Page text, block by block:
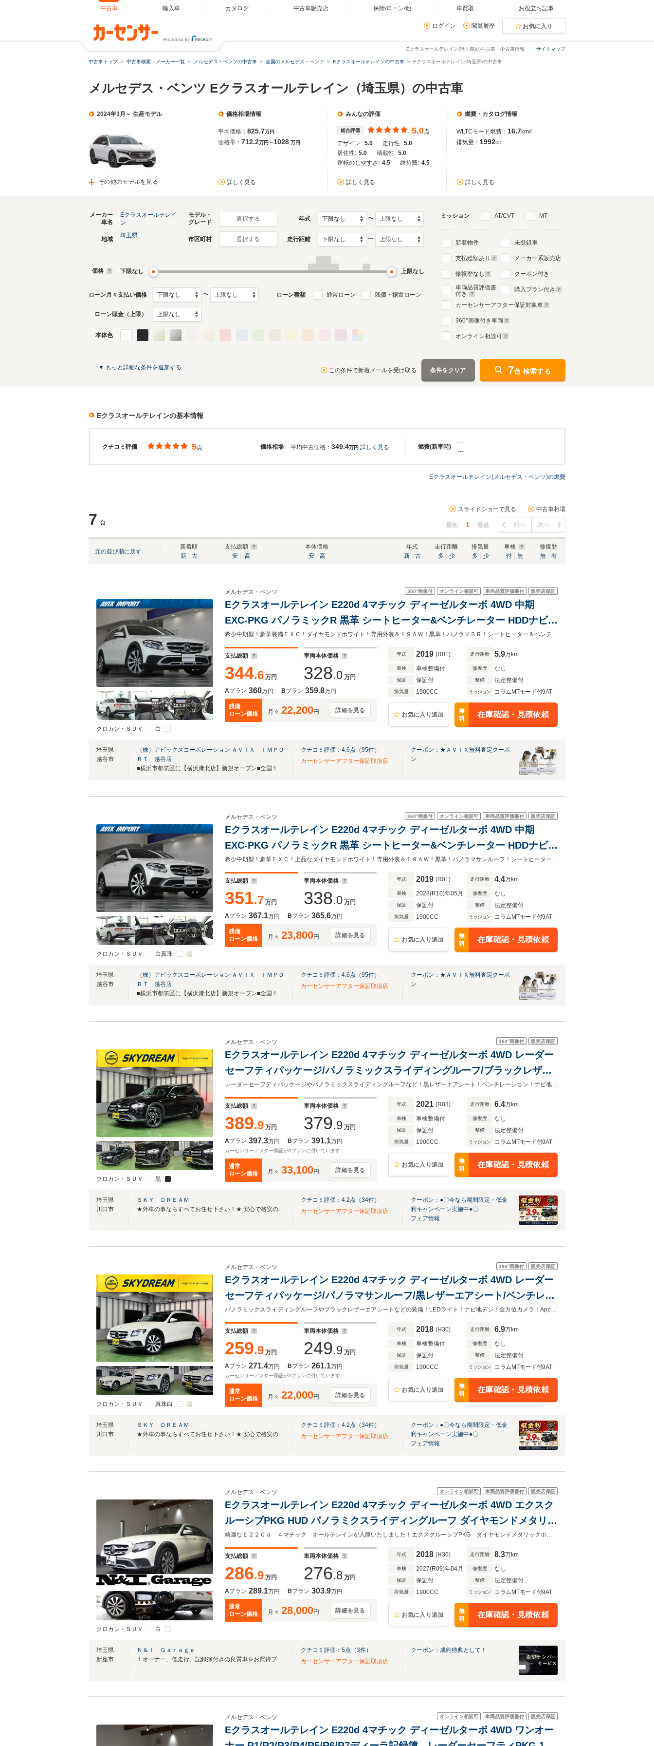
中古車 輸入車 カタログ 中古車販売店 保険/ローン/他 車買取 お役立ち記事
ログイン 閲覧履歴 お気に入り
サイトマップ
Eクラスオールテレイン(埼玉県)の中古車・中古車情報
中古車トップ 中古車検索：メーカー一覧 メルセデス・ベンツの中古車 全国のメルセデス・ベンツ Eクラスオールテレインの中古車 Eクラスオールテレイン(埼玉県)の中古車
メルセデス・ベンツ Eクラスオールテレイン（埼玉県）の中古車
2024年3月～ 生産モデル
その他のモデルを見る
価格相場情報
平均価格： 825.7万円
価格帯： 712.2万円～1028 万円
詳しく見る
みんなの評価
総合評価 5.0点
デザイン: 5.0 走行性: 5.0
居住性: 5.0 積載性: 5.0
運転のしやすさ: 4.5 維持費: 4.5
詳しく見る
燃費・カタログ情報
WLTCモード燃費： 16.7km/l
排気量： 1992cc
詳しく見る
Eクラスオールテレインのカタログを見る
メーカー
車名
Eクラスオールテレイ
ン
モデル・
グレード
選択する 年式 〜
地域
埼玉県
市区町村 選択する 走行距離 〜
価格 下限なし 上限なし
ローン月々支払い価格 〜 ローン種類 通常ローン 残価・据置ローン
ローン頭金（上限）
本体色
ミッション AT/CVT MT
新着物件
支払総額あり
修復歴なし
車両品質評価書
付き
未登録車
メーカー系販売店
クーポン付き
購入プラン付き
カーセンサーアフター保証対象車
360°画像付き車両
オンライン相談可
▼ もっと詳細な条件を追加する この条件で新着メールを受け取る 条件をクリア 7台 検索する
Eクラスオールテレインの基本情報
クチコミ評価 価格相場 燃費(新車時)
5点 平均中古価格： 349.4万円 詳しく見る
---
---
Eクラスオールテレイン(メルセデス・ベンツ)の燃費
7 台
スライドショーで見る 中古車相場
最初 1 最後 前へ 次へ
元の並び順に戻す
新着順
新
古
支払総額
安
高
本体価格
安
高
年式
新
古
走行距離
多
少
排気量
多
少
車検
付
無
修復歴
無
有
クロカン・ＳＵＶ 白
360°画像付 オンライン相談可 車両品質評価書付 販売店保証
メルセデス・ベンツ
Eクラスオールテレイン E220d 4マチック ディーゼルターボ 4WD 中期
EXC-PKG パノラミックR 黒革 シートヒーター&ベンチレーター HDDナビ地
デジ Burmesterサウンド 全周カメラ&PTS HUD&レーダーセーフティPKG
NEWステアリング 純正19インチAW
希少中期型！豪華装備ＥＸＣ！ダイヤモンドホワイト！専用外装＆１９ＡＷ！黒革！パノラマＳＲ！シートヒーター＆ベンチレーター！ブルメスター＆カープレイ！全周Ｃ＆ＰＴＳ！ＲＳＰ！
支払総額
344.6 万円
車両本体価格
328.0 万円
Aプラン 360万円 Bプラン 359.8万円
残価
ローン価格
月々 22,200円 詳細を見る
年式 2019 (R01) 走行距離 5.9万km
車検 車検整備付 修復歴 なし
保証 保証付 整備 法定整備付
排気量 1900CC ミッション コラムMTモード付9AT
お気に入り追加
無
料
在庫確認・見積依頼
埼玉県
越谷市
（株）アビックスコーポレーション ＡＶＩＸ ＩＭＰＯ
ＲＴ 越谷店
■横浜市都筑区に【横浜港北店】新規オープン■全国１9店舗■グループ総在庫750台以上
クチコミ評価： 4.6点（95件）
カーセンサーアフター保証取扱店
クーポン：★ＡＶＩＸ無料査定クーポ
ン
クロカン・ＳＵＶ 白真珠
360°画像付 オンライン相談可 車両品質評価書付 販売店保証
メルセデス・ベンツ
Eクラスオールテレイン E220d 4マチック ディーゼルターボ 4WD 中期
EXC-PKG パノラミックR 黒革 シートヒーター&ベンチレーター HDDナビ地
デジ Burmesterサウンド 全周カメラ&PTS HUD&レーダーセーフティPKG
NEWステアリング 純正19インチAW
希少中期型！豪華ＥＸＣ！上品なダイヤモンドホワイト！専用外装＆１９ＡＷ！黒革！パノラマサンルーフ！シートヒーター＆ベンチレーション！ブルメスター！全周囲Ｃ！ＨＵＤ！ＲＳＰ！
支払総額
351.7 万円
車両本体価格
338.0 万円
Aプラン 367.1万円 Bプラン 365.6万円
残価
ローン価格
月々 23,800円 詳細を見る
年式 2019 (R01) 走行距離 4.4万km
車検 2028(R10)年05月 修復歴 なし
保証 保証付 整備 法定整備付
排気量 1900CC ミッション コラムMTモード付9AT
お気に入り追加
無
料
在庫確認・見積依頼
埼玉県
越谷市
（株）アビックスコーポレーション ＡＶＩＸ ＩＭＰＯ
ＲＴ 越谷店
■横浜市都筑区に【横浜港北店】新規オープン■全国１9店舗■グループ総在庫750台以上
クチコミ評価： 4.6点（95件）
カーセンサーアフター保証取扱店
クーポン：★ＡＶＩＸ無料査定クーポ
ン
クロカン・ＳＵＶ 黒
360°画像付 販売店保証
メルセデス・ベンツ
Eクラスオールテレイン E220d 4マチック ディーゼルターボ 4WD レーダー
セーフティパッケージ/パノラミックスライディングルーフ/ブラックレザー
エアシート/ベンチレーション/LEDライト/ナビ地デジ/全方位カメラ/Appleカ
ープレイ/液晶メーター/電動リアゲート/19AW/6か月保証付き
レーダーセーフティパッケージやパノラミックスライディングルーフなど！黒レザーエアシート！ベンチレーション！ナビ地デジ！全方位カメラ！Appleカープレイ！ブルメスター！LED！
支払総額
389.9 万円
車両本体価格
379.9 万円
Aプラン 397.3万円 Bプラン 391.1万円
カーセンサーアフター保証がAプランに付いています
通常
ローン価格
月々 33,100円 詳細を見る
年式 2021 (R03) 走行距離 6.4万km
車検 車検整備付 修復歴 なし
保証 保証付 整備 法定整備付
排気量 1900CC ミッション コラムMTモード付9AT
お気に入り追加
無
料
在庫確認・見積依頼
埼玉県
川口市
ＳＫＹ ＤＲＥＡＭ
★外車の事ならすべてお任せ下さい！★ 安心で格安のお車をご案内致します！！
クチコミ評価： 4.2点（34件）
カーセンサーアフター保証取扱店
クーポン：●〇今なら期間限定・低金
利キャンペーン実施中●〇
フェア情報
クロカン・ＳＵＶ 真珠白
360°画像付 販売店保証
メルセデス・ベンツ
Eクラスオールテレイン E220d 4マチック ディーゼルターボ 4WD レーダー
セーフティパッケージ/パノラマサンルーフ/黒レザーエアシート/ベンチレー
ション/ブルメスター/パフュームアトマイザー/LEDライト/Appleカープレイ/
ナビ地デジ/全方位カメラ/電動リアゲート/6か月保証付き
パノラミックスライディングルーフやブラックレザーエアシートなどの装備！LEDライト！ナビ地デジ！全方位カメラ！Appleカープレイ！HUD！ブルメスター！パフュームアトマイザー！ETC
支払総額
259.9 万円
車両本体価格
249.9 万円
Aプラン 271.4万円 Bプラン 261.1万円
カーセンサーアフター保証がAプランに付いています
通常
ローン価格
月々 22,000円 詳細を見る
年式 2018 (H30) 走行距離 6.9万km
車検 車検整備付 修復歴 なし
保証 保証付 整備 法定整備付
排気量 1900CC ミッション コラムMTモード付9AT
お気に入り追加
無
料
在庫確認・見積依頼
埼玉県
川口市
ＳＫＹ ＤＲＥＡＭ
★外車の事ならすべてお任せ下さい！★ 安心で格安のお車をご案内致します！！
クチコミ評価： 4.2点（34件）
カーセンサーアフター保証取扱店
クーポン：●〇今なら期間限定・低金
利キャンペーン実施中●〇
フェア情報
クロカン・ＳＵＶ 白
オンライン相談可 車両品質評価書付 販売店保証
メルセデス・ベンツ
Eクラスオールテレイン E220d 4マチック ディーゼルターボ 4WD エクスク
ルーシブPKG HUD パノラミクスライディングルーフ ダイヤモンドメタリッ
クホワイト レーダーセーフティパッケージ 19インチ10スポークAW 純正ナ
ビ EASY PACK ETC
綺麗なＥ２２０ｄ ４マチック オールテレインが入庫いたしました！エクスクルーシブPKG ダイヤモンドメタリックホワイト 19インチ10スポークAW 純正ナビ EASY PACK
支払総額
286.9 万円
車両本体価格
276.8 万円
Aプラン 289.1万円 Bプラン 303.9万円
通常
ローン価格
月々 28,000円 詳細を見る
年式 2018 (H30) 走行距離 8.3万km
車検 2027(R09)年04月 修復歴 なし
保証 保証付 整備 法定整備付
排気量 1900CC ミッション コラムMTモード付9AT
お気に入り追加
無
料
在庫確認・見積依頼
埼玉県
新座市
Ｎ＆Ｉ Ｇａｒａｇｅ
１オーナー、低走行、記録簿付きの良質車をお買得プライスにてご提供いたしております
クチコミ評価： 5点（3件）
カーセンサーアフター保証取扱店
クーポン：成約特典として！
オンライン相談可 車両品質評価書付 販売店保証
メルセデス・ベンツ
Eクラスオールテレイン E220d 4マチック ディーゼルターボ 4WD ワンオー